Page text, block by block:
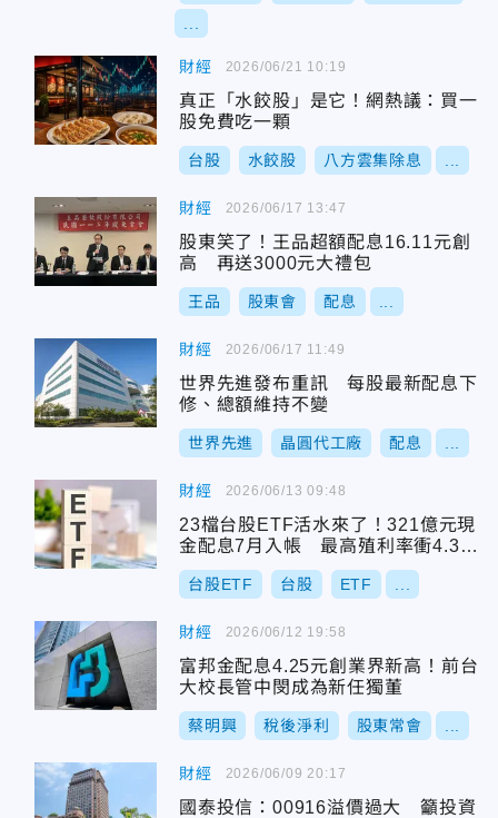
財經
真正「水餃股」是它！網熱議：買一
股免費吃一顆
台股 水餃股 八方雲集除息
2026/06/21 10:19
財經
股東笑了！王品超額配息16.11元創
高 再送3000元大禮包
王品 股東會 配息
2026/06/17 13:47
財經
世界先進發布重訊 每股最新配息下
修、總額維持不變
世界先進 晶圓代工廠 配息
2026/06/17 11:49
財經
23檔台股ETF活水來了！321億元現
金配息7月入帳 最高殖利率衝4.3
2%
台股ETF 台股 ETF
2026/06/13 09:48
財經
富邦金配息4.25元創業界新高！前台
大校長管中閔成為新任獨董
蔡明興 稅後淨利 股東常會
2026/06/12 19:58
財經
國泰投信：00916溢價過大 籲投資
2026/06/09 20:17